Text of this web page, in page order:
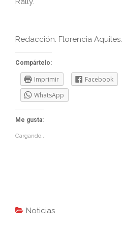
Redacción: Florencia Aquiles.
Compártelo:
Imprimir Facebook
WhatsApp
Me gusta:
Cargando...
Noticias